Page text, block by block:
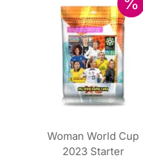
Woman World Cup
2023 Starter